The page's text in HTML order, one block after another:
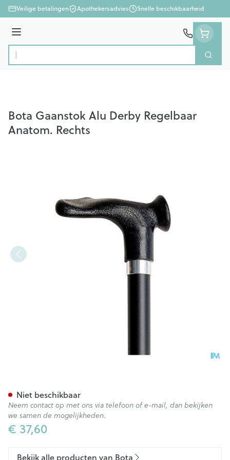
Ga naar de inhoud
Veilige betalingen Apothekersadvies Snelle beschikbaarheid
Menu
Product, merk, categorie...
Zoek
Bota Gaanstok Alu Derby Regelbaar
Anatom. Rechts
€ 37,60
Niet beschikbaar
Neem contact op met ons via telefoon of e-mail, dan bekijken
we samen de mogelijkheden.
Bekijk alle producten van Bota